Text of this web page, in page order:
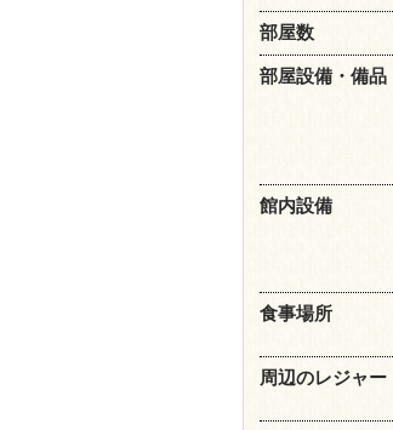
部屋数
部屋設備・備品
館内設備
食事場所
周辺のレジャー